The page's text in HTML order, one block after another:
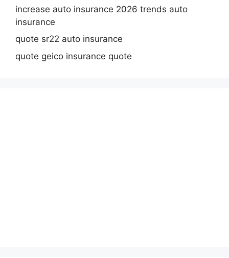
increase auto insurance 2026 trends auto
insurance
quote sr22 auto insurance
quote geico insurance quote